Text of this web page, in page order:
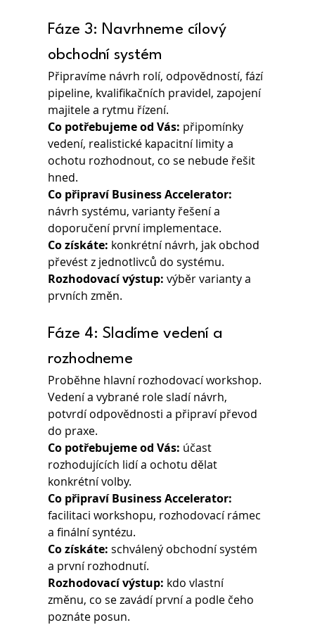
Fáze 3: Navrhneme cílový
obchodní systém
Připravíme návrh rolí, odpovědností, fází
pipeline, kvalifikačních pravidel, zapojení
majitele a rytmu řízení.
Co potřebujeme od Vás: připomínky
vedení, realistické kapacitní limity a
ochotu rozhodnout, co se nebude řešit
hned.
Co připraví Business Accelerator:
návrh systému, varianty řešení a
doporučení první implementace.
Co získáte: konkrétní návrh, jak obchod
převést z jednotlivců do systému.
Rozhodovací výstup: výběr varianty a
prvních změn.
Fáze 4: Sladíme vedení a
rozhodneme
Proběhne hlavní rozhodovací workshop.
Vedení a vybrané role sladí návrh,
potvrdí odpovědnosti a připraví převod
do praxe.
Co potřebujeme od Vás: účast
rozhodujících lidí a ochotu dělat
konkrétní volby.
Co připraví Business Accelerator:
facilitaci workshopu, rozhodovací rámec
a finální syntézu.
Co získáte: schválený obchodní systém
a první rozhodnutí.
Rozhodovací výstup: kdo vlastní
změnu, co se zavádí první a podle čeho
poznáte posun.